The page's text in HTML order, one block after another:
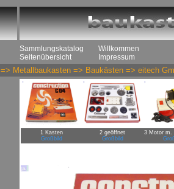
Sammlungskatalog
Seitenübersicht
Willkommen
Impressum
=> Metallbaukasten => Baukästen => eitech
1 Kasten
Großbild
2 geöffnet
Großbild
3 Motor m.